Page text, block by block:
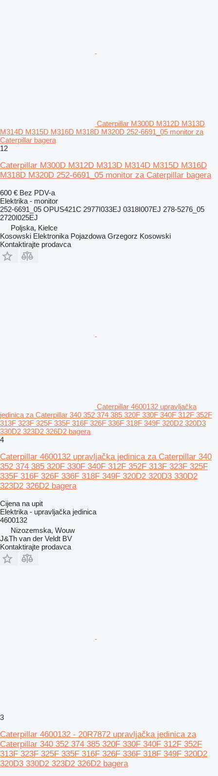
Caterpillar M300D M312D M313D
M314D M315D M316D M318D M320D 252-6691_05 monitor za
Caterpillar bagera
12
Caterpillar M300D M312D M313D M314D M315D M316D
M318D M320D 252-6691_05 monitor za Caterpillar bagera
600 € Bez PDV-a
Elektrika - monitor
252-6691_05 OPUS421C 2977I033EJ 0318I007EJ 278-5276_05
2720I025EJ
Poljska, Kielce
Kosowski Elektronika Pojazdowa Grzegorz Kosowski
Kontaktirajte prodavca
Caterpillar 4600132 upravljačka
jedinica za Caterpillar 340 352 374 385 320F 330F 340F 312F 352F
313F 323F 325F 335F 316F 326F 336F 318F 349F 320D2 320D3
330D2 323D2 326D2 bagera
4
Caterpillar 4600132 upravljačka jedinica za Caterpillar 340
352 374 385 320F 330F 340F 312F 352F 313F 323F 325F
335F 316F 326F 336F 318F 349F 320D2 320D3 330D2
323D2 326D2 bagera
Cijena na upit
Elektrika - upravljačka jedinica
4600132
Nizozemska, Wouw
J&Th van der Veldt BV
Kontaktirajte prodavca
3
Caterpillar 4600132 - 20R7872 upravljačka jedinica za
Caterpillar 340 352 374 385 320F 330F 340F 312F 352F
313F 323F 325F 335F 316F 326F 336F 318F 349F 320D2
320D3 330D2 323D2 326D2 bagera